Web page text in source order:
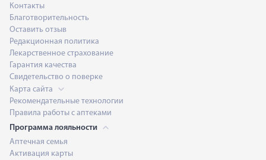
Контакты
Благотворительность
Оставить отзыв
Редакционная политика
Лекарственное страхование
Гарантия качества
Свидетельство о поверке
Карта сайта
Рекомендательные технологии
Правила работы с аптеками
Программа лояльности
Аптечная семья
Активация карты